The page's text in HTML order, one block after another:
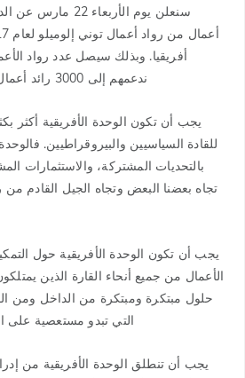
أفريقيا. وبذلك سيصل عدد رواد
ندعمهم إلى 3000 رائد أعمال في ثلاث سنوات قصيرة.
يجب أن تكون الوحدة الأفريقية أكثر
للقادة السياسيين والبيروقراطيين.
بالتحديات المشتركة، والاستثمارات
تجاه بعضنا البعض وتجاه الجيل القادم من
يجب أن تكون الوحدة الأفريقية حول
الأعمال من جميع أنحاء القارة الذين
حلول مبتكرة ومبتكرة من الداخل ومن
التي تبدو مستعصية على
يجب أن تنطلق الوحدة الأفريقية من